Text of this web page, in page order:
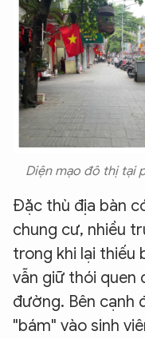
Diện mạo đô thị tại
Đặc thù địa bàn
chung cư, nhiều
trong khi lại thiếu
vẫn giữ thói quen
đường. Bên cạnh
"bám" vào sinh